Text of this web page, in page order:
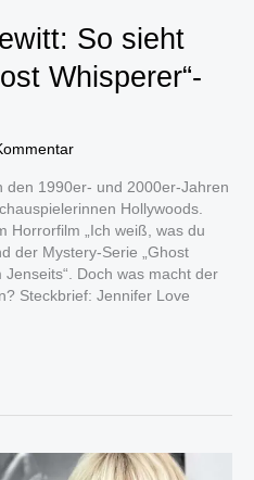
So sieht
Whisperer“-
den 1990er- und 2000er-Jahren
Hollywoods.
Horrorfilm „Ich weiß, was du
der Mystery-Serie „Ghost
Doch was macht der
Steckbrief: Jennifer Love